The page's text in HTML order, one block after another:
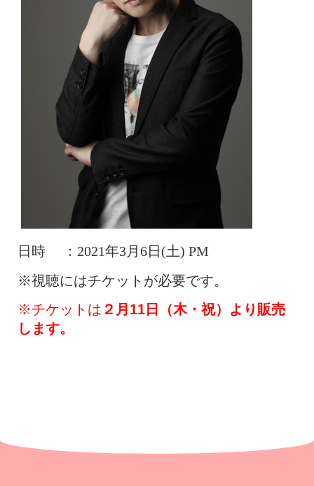
日時 ：2021年3月6日(土) PM
※視聴にはチケットが必要です。
※チケットは ２ 月11日（木・祝）より販売
します。